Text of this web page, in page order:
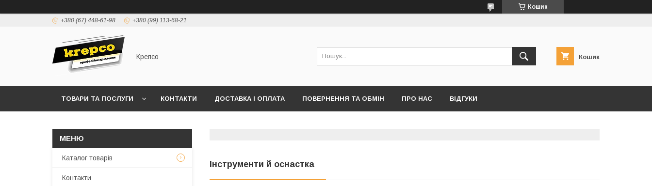
Кошик
+380 (67) 448-61-98 +380 (99) 113-68-21
Крепсо Кошик
ТОВАРИ ТА ПОСЛУГИ КОНТАКТИ ДОСТАВКА І ОПЛАТА ПОВЕРНЕННЯ ТА ОБМІН ПРО НАС ВІДГУКИ
Інструменти й оснастка
Каталог товарів
Контакти